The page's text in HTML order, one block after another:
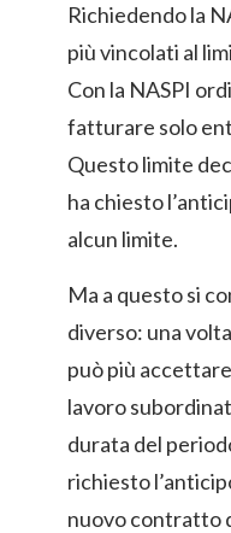
Richiedendo la
più vincolati al
Con la NASPI
fatturare solo
Questo limite
ha chiesto
alcun limite.
Ma a questo si
diverso: una
può più
lavoro
durata del
richiesto
nuovo contratto